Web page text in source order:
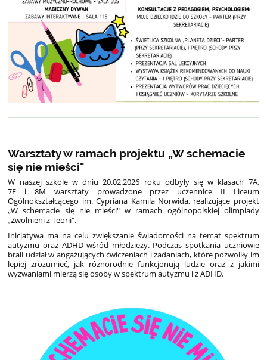
Warsztaty w ramach projektu „W schemacie
się nie mieści"
W naszej szkole w dniu 20.02.2026 roku odbyły się w klasach 7A,
7E i 8M warsztaty prowadzone przez uczennice II Liceum
Ogólnokształcącego im. Cypriana Kamila Norwida, realizujące projekt
„W schemacie się nie mieści" w ramach ogólnopolskiej olimpiady
„Zwolnieni z Teorii".
Inicjatywa ma na celu zwiększanie świadomości na temat spektrum
autyzmu oraz ADHD wśród młodzieży. Podczas spotkania uczniowie
brali udział w angażujących ćwiczeniach i zadaniach, które pozwoliły im
lepiej zrozumieć, jak różnorodnie funkcjonują ludzie oraz z jakimi
wyzwaniami mierzą się osoby w spektrum autyzmu i z ADHD.